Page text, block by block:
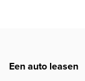
Een auto leasen